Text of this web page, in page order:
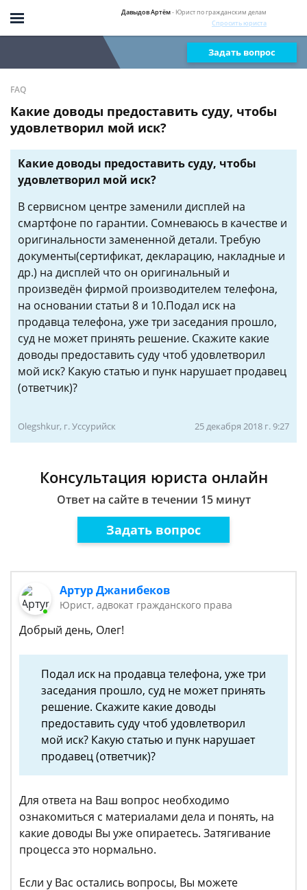
Давыдов Артём- Юрист по гражданским делам
Спросить юриста
Задать вопрос
FAQ
Какие доводы предоставить суду, чтобы
удовлетворил мой иск?
Какие доводы предоставить суду, чтобы
удовлетворил мой иск?
В сервисном центре заменили дисплей на
смартфоне по гарантии. Сомневаюсь в качестве и
оригинальности замененной детали. Требую
документы(сертификат, декларацию, накладные и
др.) на дисплей что он оригинальный и
произведён фирмой производителем телефона,
на основании статьи 8 и 10.Подал иск на
продавца телефона, уже три заседания прошло,
суд не может принять решение. Скажите какие
доводы предоставить суду чтоб удовлетворил
мой иск? Какую статью и пунк нарушает продавец
(ответчик)?
Olegshkur, г. Уссурийск 25 декабря 2018 г. 9:27
Консультация юриста онлайн
Ответ на сайте в течении 15 минут
Задать вопрос
Артур Джанибеков
Юрист, адвокат гражданского права
Добрый день, Олег!
Подал иск на продавца телефона, уже три
заседания прошло, суд не может принять
решение. Скажите какие доводы
предоставить суду чтоб удовлетворил
мой иск? Какую статью и пунк нарушает
продавец (ответчик)?
Для ответа на Ваш вопрос необходимо
ознакомиться с материалами дела и понять, на
какие доводы Вы уже опираетесь. Затягивание
процесса это нормально.
Если у Вас остались вопросы, Вы можете